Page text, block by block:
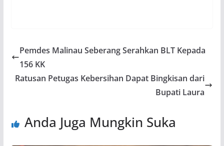
Pemdes Malinau Seberang Serahkan BLT Kepada
156 KK
Ratusan Petugas Kebersihan Dapat Bingkisan dari
Bupati Laura
Anda Juga Mungkin Suka